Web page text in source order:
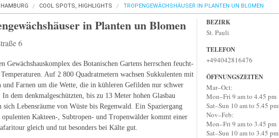
HAMBURG COOL SPOTS, HIGHLIGHTS TROPENGEWÄCHSHÄUSER IN PLANTEN UN BLOMEN
in Planten un Blomen
6
Gewächshauskomplex des Botanischen Gartens herrschen feucht-
Auf 2 800 Quadratmetern wachsen Sukkulenten mit
und Farnen um die Wette, die in kühleren Gefilden nur schwer
In dem denkmalgeschützten, bis zu 13 Meter hohen Glasbau
sich Lebensräume von Wüste bis Regenwald. Ein Spaziergang
opulenten Kakteen-, Subtropen- und Tropenwälder kommt einer
gleich und tut besonders bei Kälte gut.
BEZIRK
St. Pauli
TELEFON
+494042816476
ÖFFNUNGSZEITEN
Mar–Oct:
Mon–Fri 9 am to 4.45 pm
Sat–Sun 10 am to 5.45 pm
Nov–Feb:
Mon–Fri 9 am to 3.45 pm
Sat–Sun 10 am to 3.45 pm